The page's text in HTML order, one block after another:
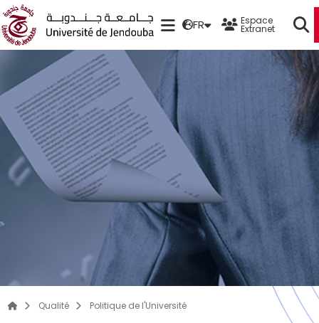
FR Espace
Extranet
Qualité Politique de l'Université